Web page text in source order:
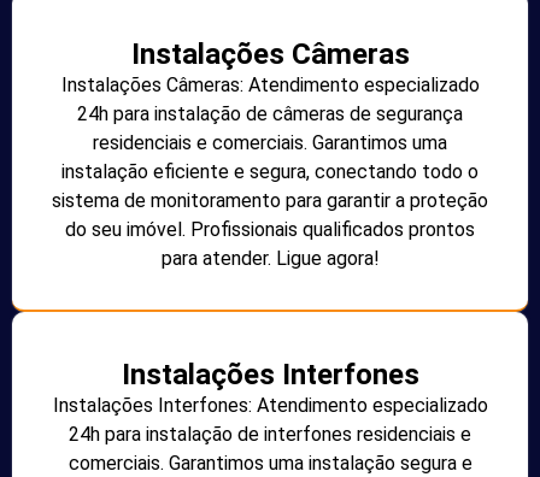
Instalações Câmeras
Instalações Câmeras: Atendimento especializado
24h para instalação de câmeras de segurança
residenciais e comerciais. Garantimos uma
instalação eficiente e segura, conectando todo o
sistema de monitoramento para garantir a proteção
do seu imóvel. Profissionais qualificados prontos
para atender. Ligue agora!
Instalações Interfones
Instalações Interfones: Atendimento especializado
24h para instalação de interfones residenciais e
comerciais. Garantimos uma instalação segura e